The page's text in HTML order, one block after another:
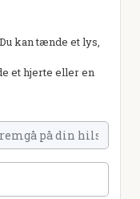
kan tænde et lys,
et hjerte eller en